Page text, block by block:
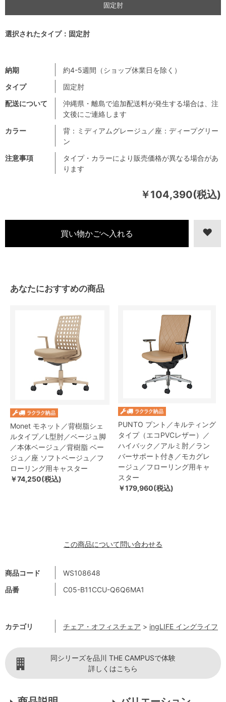
￥104,390(税込)
商品コード
WS108648
品番
C05-B11CCU-Q6Q6MA1
カテゴリ チェア・オフィスチェア > ingLIFE イングライフ
注意事項
タイプ・カラーにより販売価格が異なる場合があ
ります
配送について
沖縄県・離島で追加配送料が発生する場合は、注
文後にご連絡します
納期
約4-5週間（ショップ休業日を除く）
タイプ
固定肘
カラー
背：ミディアムグレージュ／座：ディープグリー
ン
固定肘
選択されたタイプ：固定肘
あなたにおすすめの商品
Monet モネット／背樹脂シェ
ルタイプ／L型肘／ベージュ脚
／本体ベージュ／背樹脂 ベー
ジュ／座 ソフトベージュ／フ
ローリング用キャスター
￥74,250(税込)
PUNTO プント／キルティング
タイプ（エコPVCレザー）／
ハイバック／アルミ肘／ラン
バーサポート付き／モカグレ
ージュ／フローリング用キャ
スター
￥179,960(税込)
この商品について問い合わせる
同シリーズを品川 THE CAMPUSで体験
詳しくはこちら